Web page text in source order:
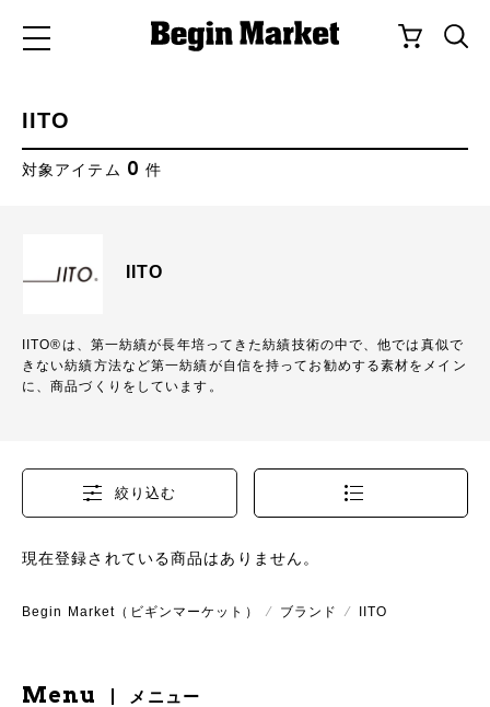
IITO
対象アイテム 0 件
IITO
IITO®は、第一紡績が長年培ってきた紡績技術の中で、他では真似で
きない紡績方法など第一紡績が自信を持ってお勧めする素材をメイン
に、商品づくりをしています。
絞り込む
現在登録されている商品はありません。
Begin Market（ビギンマーケット） ⁄ ブランド ⁄ IITO
Menu メニュー